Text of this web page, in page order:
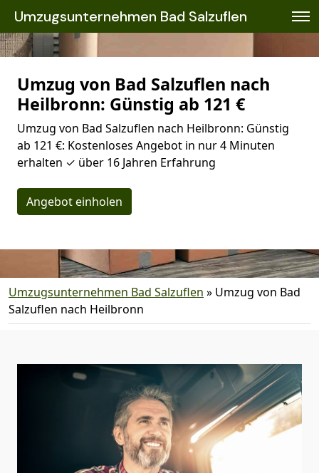
Umzugsunternehmen Bad Salzuflen
Umzug von Bad Salzuflen nach
Heilbronn: Günstig ab 121 €
Umzug von Bad Salzuflen nach Heilbronn: Günstig
ab 121 €: Kostenloses Angebot in nur 4 Minuten
erhalten ✓ über 16 Jahren Erfahrung
Angebot einholen
Umzugsunternehmen Bad Salzuflen » Umzug von Bad
Salzuflen nach Heilbronn